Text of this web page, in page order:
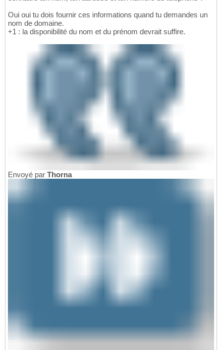
Oui oui tu dois fournir ces informations quand tu demandes un
nom de domaine.
+1 : la disponibilité du nom et du prénom devrait suffire.
Envoyé par Thorna